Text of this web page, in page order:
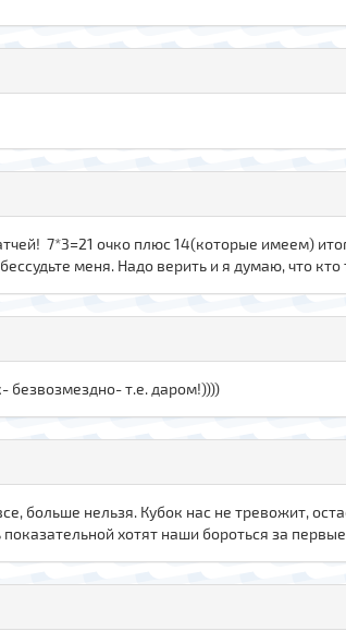
7*3=21 очко плюс 14(которые имеем)
меня. Надо верить и я думаю, что
безвозмездно- т.е. даром!))))
больше нельзя. Кубок нас не тревожит,
хотят наши бороться за